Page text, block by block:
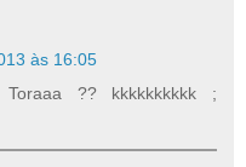
às 16:05
?? kkkkkkkkkk ;